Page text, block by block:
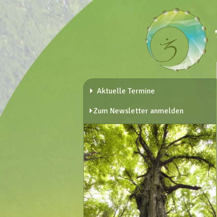
Aktuelle Termine
Zum Newsletter anmelden